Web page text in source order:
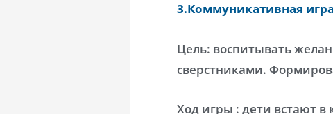
3.Коммуникативная
Цель: воспитывать
сверстниками.
Ход игры : дети встают в